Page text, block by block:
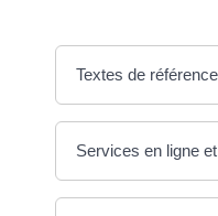
Textes de référence
Services en ligne